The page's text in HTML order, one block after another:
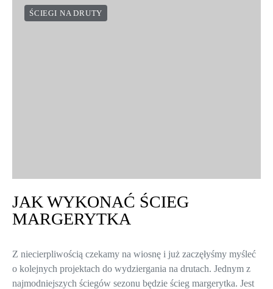
ŚCIEGI NA DRUTY
JAK WYKONAĆ ŚCIEG
MARGERYTKA
Z niecierpliwością czekamy na wiosnę i już zaczęłyśmy myśleć
o kolejnych projektach do wydziergania na drutach. Jednym z
najmodniejszych ściegów sezonu będzie ścieg margerytka. Jest